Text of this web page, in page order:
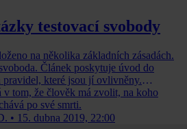
testovací svobody
na několika základních zásadách.
Článek poskytuje úvod do
pravidel, které jsou jí ovlivněny.
v tom, že člověk má zvolit, na koho
po své smrti.
• 15. dubna 2019, 22:00